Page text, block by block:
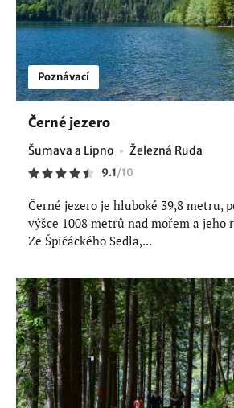
Poznávací
Černé jezero
Šumava a Lipno Železná Ruda
9.1/10
Černé jezero je hluboké 39,8 metru,
výšce 1008 metrů nad mořem a jeho
Ze Špičáckého Sedla,...